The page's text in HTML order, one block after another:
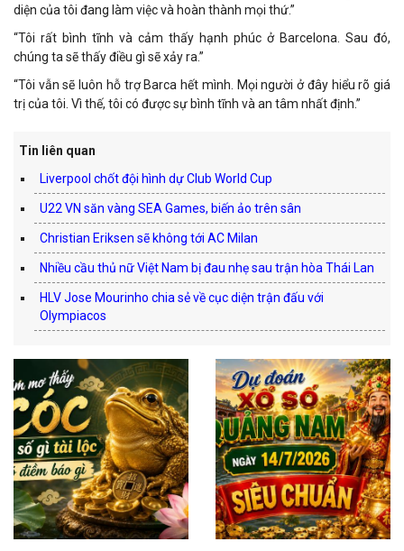
diện của tôi đang làm việc và hoàn thành mọi thứ.”
“Tôi rất bình tĩnh và cảm thấy hạnh phúc ở Barcelona. Sau đó,
chúng ta sẽ thấy điều gì sẽ xảy ra.”
“Tôi vẫn sẽ luôn hỗ trợ Barca hết mình. Mọi người ở đây hiểu rõ giá
trị của tôi. Vì thế, tôi có được sự bình tĩnh và an tâm nhất định.”
Tin liên quan
Liverpool chốt đội hình dự Club World Cup
U22 VN săn vàng SEA Games, biến ảo trên sân
Christian Eriksen sẽ không tới AC Milan
Nhiều cầu thủ nữ Việt Nam bị đau nhẹ sau trận hòa Thái Lan
HLV Jose Mourinho chia sẻ về cục diện trận đấu với
Olympiacos